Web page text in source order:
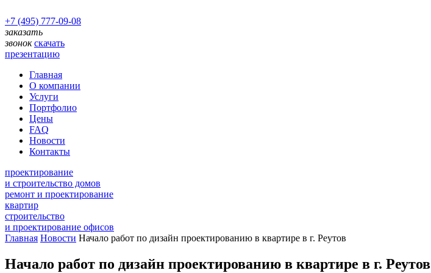
+7 (495) 777-09-08
заказать
звонок скачать
презентацию
Главная
О компании
Услуги
Портфолио
Цены
FAQ
Новости
Контакты
проектирование
и строительство домов
ремонт и проектирование
квартир
строительство
и проектирование офисов
Главная Новости Начало работ по дизайн проектированию в квартире в г. Реутов
Начало работ по дизайн проектированию в квартире в г. Реутов